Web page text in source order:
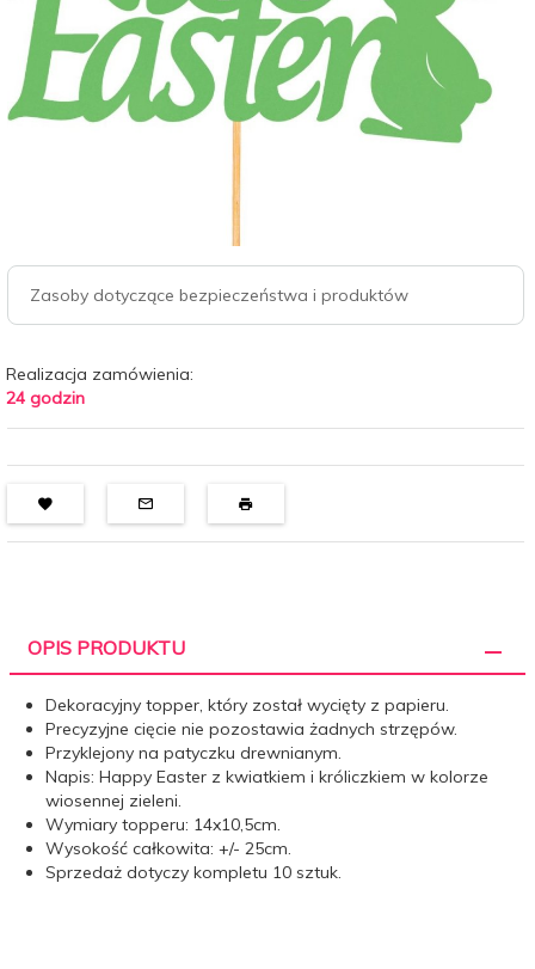
Zasoby dotyczące bezpieczeństwa i produktów
Realizacja zamówienia:
24 godzin
OPIS PRODUKTU
Dekoracyjny topper, który został wycięty z papieru.
Precyzyjne cięcie nie pozostawia żadnych strzępów.
Przyklejony na patyczku drewnianym.
Napis: Happy Easter z kwiatkiem i króliczkiem w kolorze
wiosennej zieleni.
Wymiary topperu: 14x10,5cm.
Wysokość całkowita: +/- 25cm.
Sprzedaż dotyczy kompletu 10 sztuk.